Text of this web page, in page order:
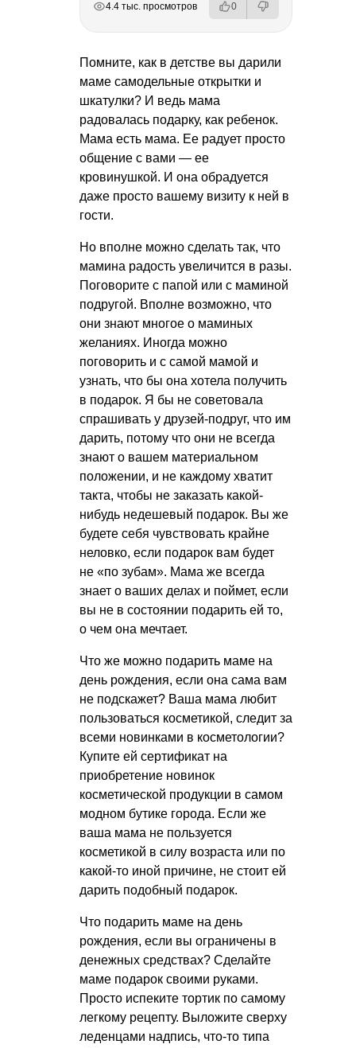
4.4 тыс. просмотров 0
Помните, как в детстве вы дарили
маме самодельные открытки и
шкатулки? И ведь мама
радовалась подарку, как ребенок.
Мама есть мама. Ее радует просто
общение с вами — ее
кровинушкой. И она обрадуется
даже просто вашему визиту к ней в
гости.
Но вполне можно сделать так, что
мамина радость увеличится в разы.
Поговорите с папой или с маминой
подругой. Вполне возможно, что
они знают многое о маминых
желаниях. Иногда можно
поговорить и с самой мамой и
узнать, что бы она хотела получить
в подарок. Я бы не советовала
спрашивать у друзей-подруг, что им
дарить, потому что они не всегда
знают о вашем материальном
положении, и не каждому хватит
такта, чтобы не заказать какой-
нибудь недешевый подарок. Вы же
будете себя чувствовать крайне
неловко, если подарок вам будет
не «по зубам». Мама же всегда
знает о ваших делах и поймет, если
вы не в состоянии подарить ей то,
о чем она мечтает.
Что же можно подарить маме на
день рождения, если она сама вам
не подскажет? Ваша мама любит
пользоваться косметикой, следит за
всеми новинками в косметологии?
Купите ей сертификат на
приобретение новинок
косметической продукции в самом
модном бутике города. Если же
ваша мама не пользуется
косметикой в силу возраста или по
какой-то иной причине, не стоит ей
дарить подобный подарок.
Что подарить маме на день
рождения, если вы ограничены в
денежных средствах? Сделайте
маме подарок своими руками.
Просто испеките тортик по самому
легкому рецепту. Выложите сверху
леденцами надпись, что-то типа